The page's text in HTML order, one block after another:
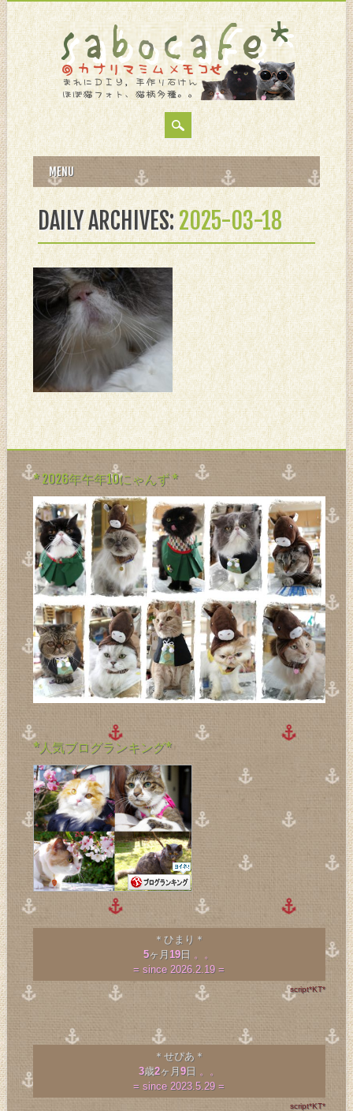
MAIN MENU
to
content
MENU
DAILY ARCHIVES:2025-03-18
3月 18, 2025
マウスだね。。。
無線マウスはにゃんずのおも
ちゃ。。。 白ネズミ。。。
おりゃっ！。。。 落下した後
誰かが転がし行方不明にな
る。。。 まる。。。
* 2026年午年10にゃんず *
*人気ブログランキング*
＊ひまり＊
5ヶ月 19日 。。
= since 2026.2.19 =
script*KT*
＊せぴあ＊
3歳2ヶ月9日 。。
= since 2023.5.29 =
script*KT*